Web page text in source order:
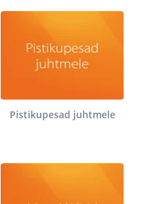
Pistikupesad juhtmele